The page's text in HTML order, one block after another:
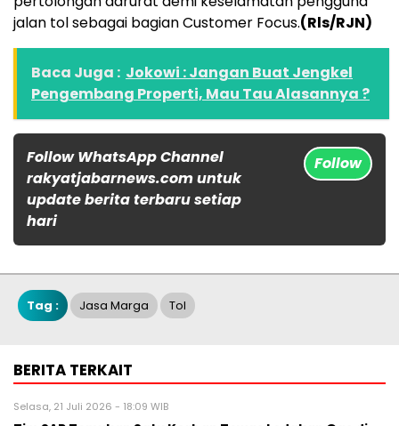
jalan tol sebagai bagian Customer Focus.(Rls/RJN)
Baca Juga : Jokowi : Jangan Buat Jengkel
Pengembang Properti, Mau Tau Alasannya ?
Follow WhatsApp Channel
rakyatjabarnews.com untuk
update berita terbaru setiap
hari
Follow
Tag : Jasa Marga Tol
BERITA TERKAIT
Selasa, 21 Juli 2026 - 18:09 WIB